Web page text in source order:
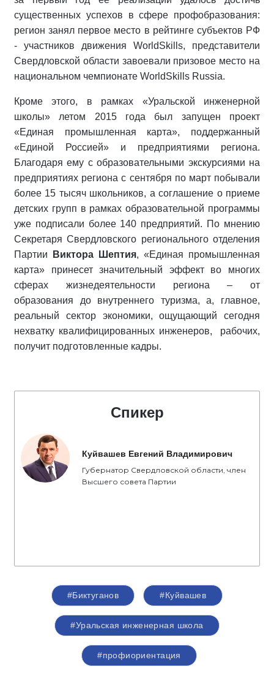
существенных успехов в сфере профобразования:
регион занял первое место в рейтинге субъектов РФ
- участников движения WorldSkills, представители
Свердловской области завоевали призовое место на
национальном чемпионате WorldSkills Russia.
Кроме этого, в рамках «Уральской инженерной
школы» летом 2015 года был запущен проект
«Единая промышленная карта», поддержанный
«Единой Россией» и предприятиями региона.
Благодаря ему с образовательными экскурсиями на
предприятиях региона с сентября по март побывали
более 15 тысяч школьников, а соглашение о приеме
детских групп в рамках образовательной программы
уже подписали более 140 предприятий. По мнению
Секретаря Свердловского регионального отделения
Партии
Виктора Шептия, «Единая промышленная
карта» принесет значительный эффект во многих
сферах жизнедеятельности региона – от
образования до внутреннего туризма, а, главное,
реальный сектор экономики, ощущающий сегодня
нехватку квалифицированных инженеров, рабочих,
получит подготовленные кадры.
Спикер
Куйвашев Евгений Владимирович
Губернатор Свердловской области, член
Высшего совета Партии
#Биктуганов #Куйвашев
#Уральская инженерная школа
#профиориентация